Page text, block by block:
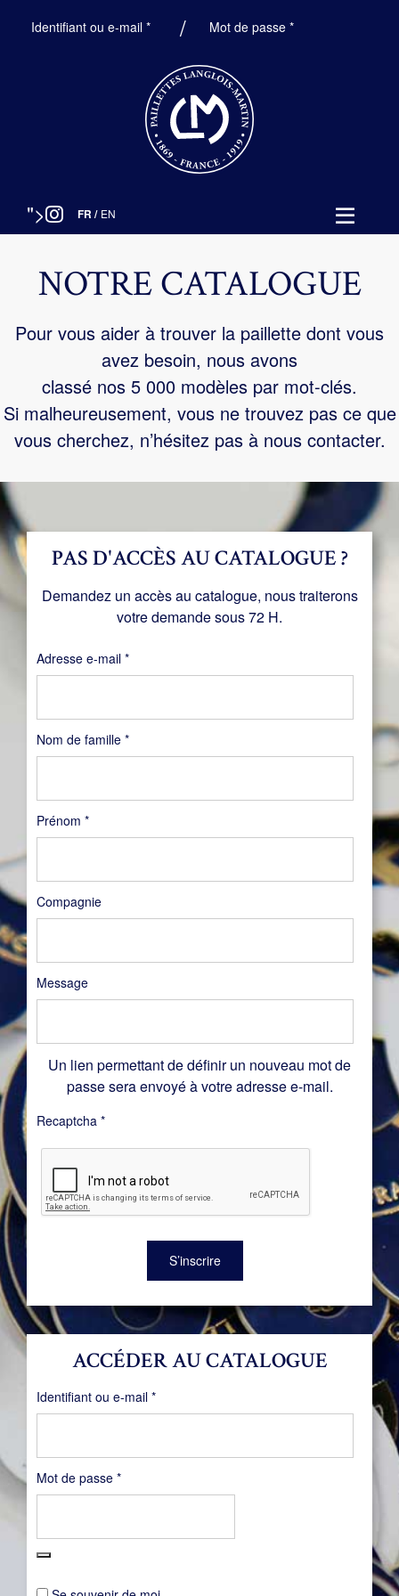
Identifiant ou e-mail *ObligatoireMot de passe*Obligatoire
"> FR / EN
NOTRE CATALOGUE
Pour vous aider à trouver la paillette dont vous
avez besoin, nous avons
classé nos 5 000 modèles par mot-clés.
Si malheureusement, vous ne trouvez pas ce que
vous cherchez, n’hésitez pas à nous contacter.
ACCÉDER AU CATALOGUE
Identifiant ou e-mail *Obligatoire
Mot de passe *Obligatoire
Nom de famille *
Prénom *
Compagnie
Message
PAS D'ACCÈS AU CATALOGUE ?
Demandez un accès au catalogue, nous traiterons
votre demande sous 72 H.
Adresse e-mail *Obligatoire
Un lien permettant de définir un nouveau mot de
passe sera envoyé à votre adresse e-mail.
Recaptcha *
S’inscrire